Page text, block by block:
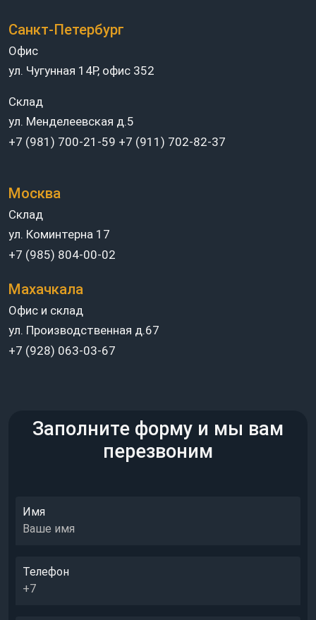
Санкт-Петербург
Офис
ул. Чугунная 14Р, офис 352
Склад
ул. Менделеевская д.5
+7 (981) 700-21-59 +7 (911) 702-82-37
Москва
Склад
ул. Коминтерна 17
+7 (985) 804-00-02
Махачкала
Офис и склад
ул. Производственная д.67
+7 (928) 063-03-67
Заполните форму и мы вам
перезвоним
Имя
Телефон